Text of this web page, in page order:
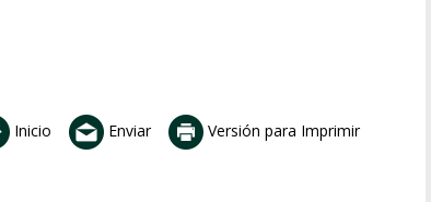
Inicio Enviar Versión para Imprimir